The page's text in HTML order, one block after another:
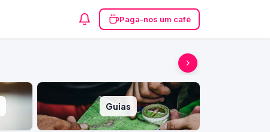
Paga-nos um café
Guias